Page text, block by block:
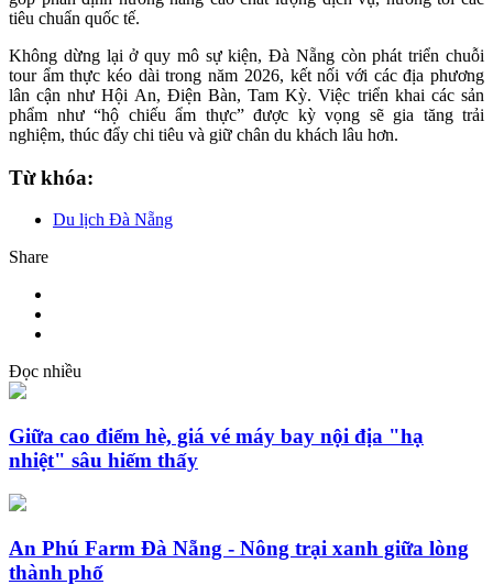
tiêu chuẩn quốc tế.
Không dừng lại ở quy mô sự kiện, Đà Nẵng còn phát triển chuỗi
tour ẩm thực kéo dài trong năm 2026, kết nối với các địa phương
lân cận như Hội An, Điện Bàn, Tam Kỳ. Việc triển khai các sản
phẩm như “hộ chiếu ẩm thực” được kỳ vọng sẽ gia tăng trải
nghiệm, thúc đẩy chi tiêu và giữ chân du khách lâu hơn.
Từ khóa:
Du lịch Đà Nẵng
Share
Đọc nhiều
Giữa cao điểm hè, giá vé máy bay nội địa "hạ
nhiệt" sâu hiếm thấy
An Phú Farm Đà Nẵng - Nông trại xanh giữa lòng
thành phố